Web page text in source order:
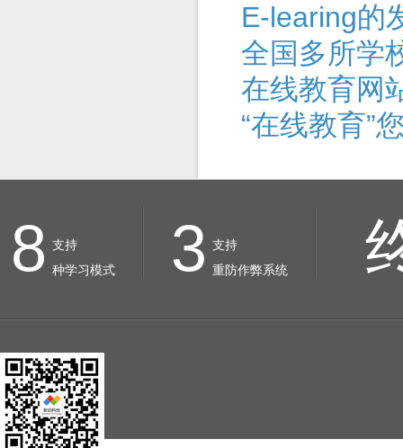
E-learing的
全国多所学
在线教育网
“在线教育”
8 支持
种学习模式
3 支持
重防作弊系统